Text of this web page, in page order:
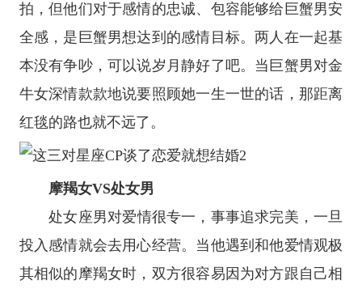
拍，但他们对于感情的忠诚、包容能够给巨蟹男安
全感，是巨蟹男想达到的感情目标。两人在一起基
本没有争吵，可以说岁月静好了吧。当巨蟹男对金
牛女深情款款地说要照顾她一生一世的话，那距离
红毯的路也就不远了。
摩羯女VS处女男
处女座男对爱情很专一，事事追求完美，一旦
投入感情就会去用心经营。当他遇到和他爱情观极
其相似的摩羯女时，双方很容易因为对方跟自己相